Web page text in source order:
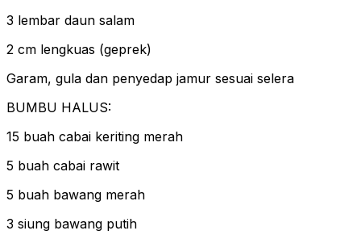
3 lembar daun salam
2 cm lengkuas (geprek)
Garam, gula dan penyedap jamur sesuai selera
BUMBU HALUS:
15 buah cabai keriting merah
5 buah cabai rawit
5 buah bawang merah
3 siung bawang putih